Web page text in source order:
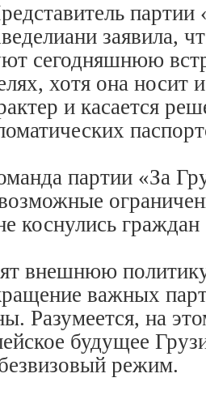
заявила,
сегодняшнюю
хотя она носит
и касается
партии «За
коснулись
внешнюю
важных
Разумеется, на
будущее
режим.